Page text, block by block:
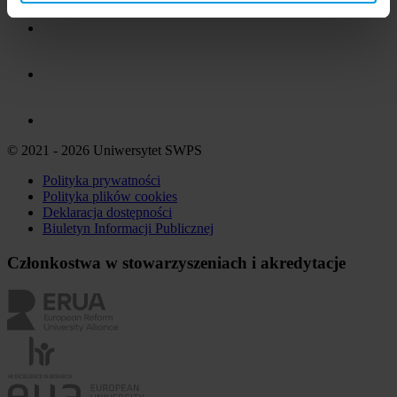
© 2021 - 2026 Uniwersytet SWPS
Polityka prywatności
Polityka plików cookies
Deklaracja dostępności
Biuletyn Informacji Publicznej
Członkostwa w stowarzyszeniach i akredytacje